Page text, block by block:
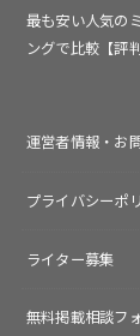
最も安い人気の
ングで比較【評
運営者情報・お
プライバシーポ
ライター募集
無料掲載相談フ